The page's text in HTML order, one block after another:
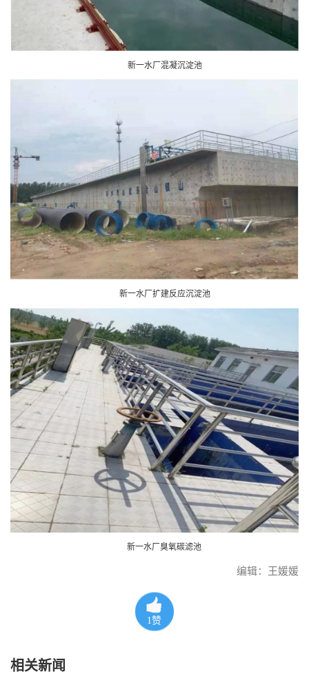
新一水厂混凝沉淀池
新一水厂扩建反应沉淀池
新一水厂臭氧碳滤池
编辑：王媛媛
1赞
相关新闻